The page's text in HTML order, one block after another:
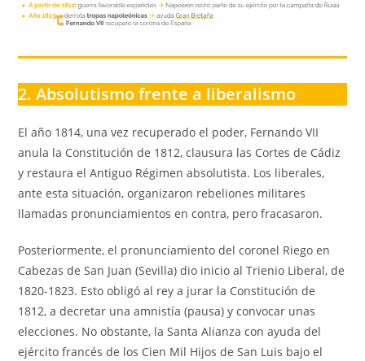
2. Absolutismo frente a liberalismo
El año 1814, una vez recuperado el poder, Fernando VII
anula la Constitución de 1812, clausura las Cortes de Cádiz
y restaura el Antiguo Régimen absolutista. Los liberales,
ante esta situación, organizaron rebeliones militares
llamadas pronunciamientos en contra, pero fracasaron.
Posteriormente, el pronunciamiento del coronel Riego en
Cabezas de San Juan (Sevilla) dio inicio al Trienio Liberal, de
1820-1823. Esto obligó al rey a jurar la Constitución de
1812, a decretar una amnistía (pausa) y convocar unas
elecciones. No obstante, la Santa Alianza con ayuda del
ejército francés de los Cien Mil Hijos de San Luis bajo el